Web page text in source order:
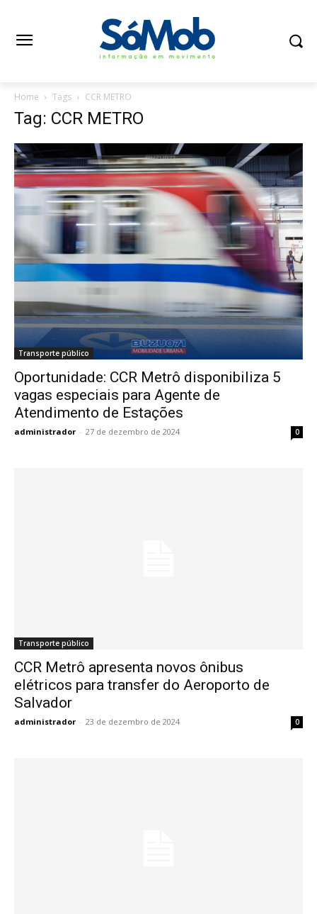
Home Tags CCR METRO
Tag: CCR METRO
Transporte público
Oportunidade: CCR Metrô disponibiliza 5
vagas especiais para Agente de
Atendimento de Estações
administrador - 27 de dezembro de 2024 0
Transporte público
CCR Metrô apresenta novos ônibus
elétricos para transfer do Aeroporto de
Salvador
administrador - 23 de dezembro de 2024 0